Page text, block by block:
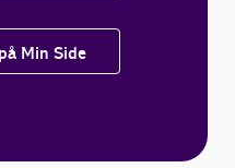
Min Side